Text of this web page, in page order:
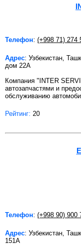
Телефон: (+998 71) 274
Адрес: Узбекистан,
дом 22А
Компания "INTER
автозапчастями и
обслуживанию
Рейтинг: 20
Телефон: (+998 90) 900
Адрес: Узбекистан,
151А